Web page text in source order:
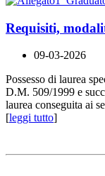
Requisiti,
09-03-2026
Possesso di laurea
D.M. 509/1999 e
laurea conseguita ai
[leggi tutto]